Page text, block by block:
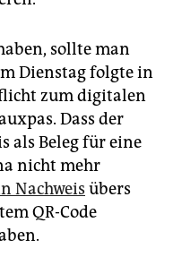
sollte man
Dienstag folgte in
zum digitalen
Dass der
als Beleg für eine
nicht mehr
Nachweis übers
QR-Code